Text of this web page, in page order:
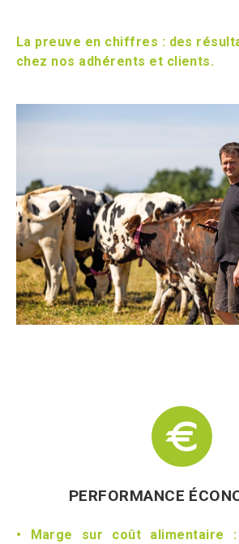
La preuve en chiffres : des
chez nos adhérents et clients.
PERFORMANCE
• Marge sur coût alimentaire